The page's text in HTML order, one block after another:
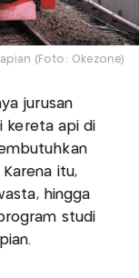
(Foto: Okezone)
jurusan
kereta api di
itu,
hingga
studi